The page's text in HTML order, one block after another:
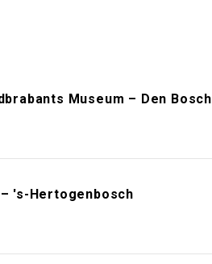
Museum – Den Bosch
's-Hertogenbosch